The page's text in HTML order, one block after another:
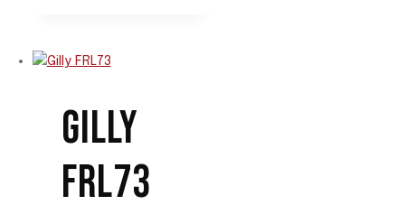
múltiples
Las
opciones
pueden
elegir
GILLY
FRL73